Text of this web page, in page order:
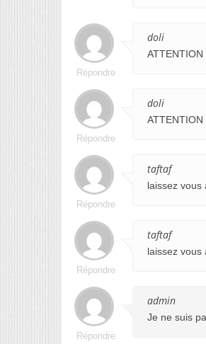
doli
Répondre
doli
Répondre
taftaf
laissez vous
Répondre
taftaf
laissez vous
Répondre
admin
Je ne suis
Répondre